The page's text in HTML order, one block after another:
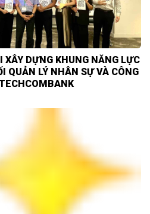
DỰNG KHUNG NĂNG LỰC
QUẢN LÝ NHÂN SỰ VÀ CÔNG